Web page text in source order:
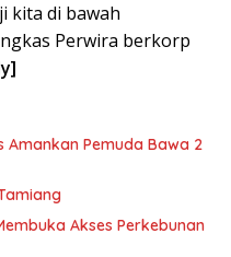
kita di bawah
Perwira berkorp
Amankan Pemuda Bawa 2
Akses Perkebunan